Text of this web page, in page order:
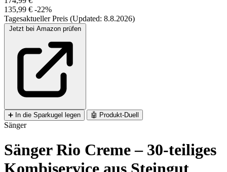
135,99 € -22%
Tagesaktueller Preis (Updated: 8.8.2026)
➕ In die Sparkugel legen 🤖 Produkt-Duell
Sänger
Sänger Rio Creme – 30-teiliges